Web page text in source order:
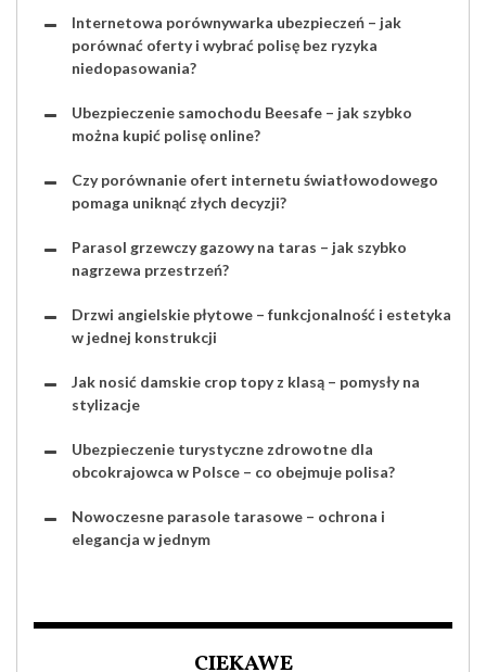
Internetowa porównywarka ubezpieczeń – jak
porównać oferty i wybrać polisę bez ryzyka
niedopasowania?
Ubezpieczenie samochodu Beesafe – jak szybko
można kupić polisę online?
Czy porównanie ofert internetu światłowodowego
pomaga uniknąć złych decyzji?
Parasol grzewczy gazowy na taras – jak szybko
nagrzewa przestrzeń?
Drzwi angielskie płytowe – funkcjonalność i estetyka
w jednej konstrukcji
Jak nosić damskie crop topy z klasą – pomysły na
stylizacje
Ubezpieczenie turystyczne zdrowotne dla
obcokrajowca w Polsce – co obejmuje polisa?
Nowoczesne parasole tarasowe – ochrona i
elegancja w jednym
CIEKAWE